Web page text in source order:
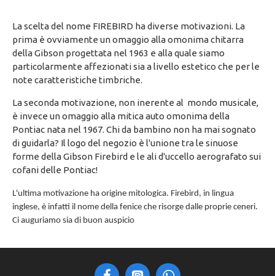
La scelta del nome FIREBIRD ha diverse motivazioni. La
prima è ovviamente un omaggio alla omonima chitarra
della Gibson progettata nel 1963 e alla quale siamo
particolarmente affezionati sia a livello estetico che per le
note caratteristiche timbriche.
La seconda motivazione, non inerente al mondo musicale,
è invece un omaggio alla mitica auto omonima della
Pontiac nata nel 1967. Chi da bambino non ha mai sognato
di guidarla? Il logo del negozio è l'unione tra le sinuose
forme della Gibson Firebird e le ali d'uccello aerografato sui
cofani delle Pontiac!
L'ultima motivazione ha origine mitologica. Firebird, in lingua
inglese, è infatti il nome della fenice che risorge dalle proprie ceneri.
Ci auguriamo sia di buon auspicio